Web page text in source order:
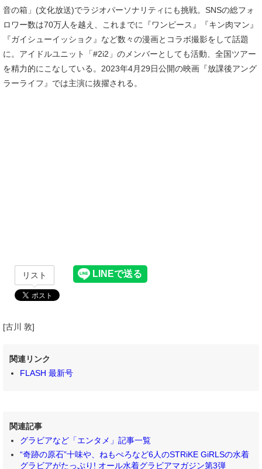
音の箱」(文化放送)でラジオパーソナリティにも挑戦。SNSの総フォ
ロワー数は70万人を越え、これまでに『ワンピース』『キン肉マン』
『ガイシューイッショク』など数々の漫画とコラボ撮影をして話題
に。アイドルユニット「#2i2」のメンバーとしても活動、全国ツアー
を精力的にこなしている。2023年4月29日公開の映画『放課後アング
ラーライフ』では主演に抜擢される。
リスト
[古川 敦]
関連リンク
FLASH 最新号
関連記事
グラビアなど「エンタメ」記事一覧
“奇跡の原石”十味や、ねもぺろなど6人のSTRiKE GiRLSの水着
グラビアがたっぷり! オール水着グラビアマガジン第3弾